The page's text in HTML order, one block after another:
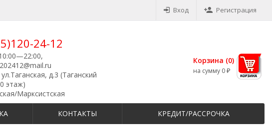
Вход Регистрация
24-12
д.3 (Таганский
этаж)
Марксистская
Корзина (0)
на сумму 0 ₽
КОНТАКТЫ КРЕДИТ/РАССРОЧКА